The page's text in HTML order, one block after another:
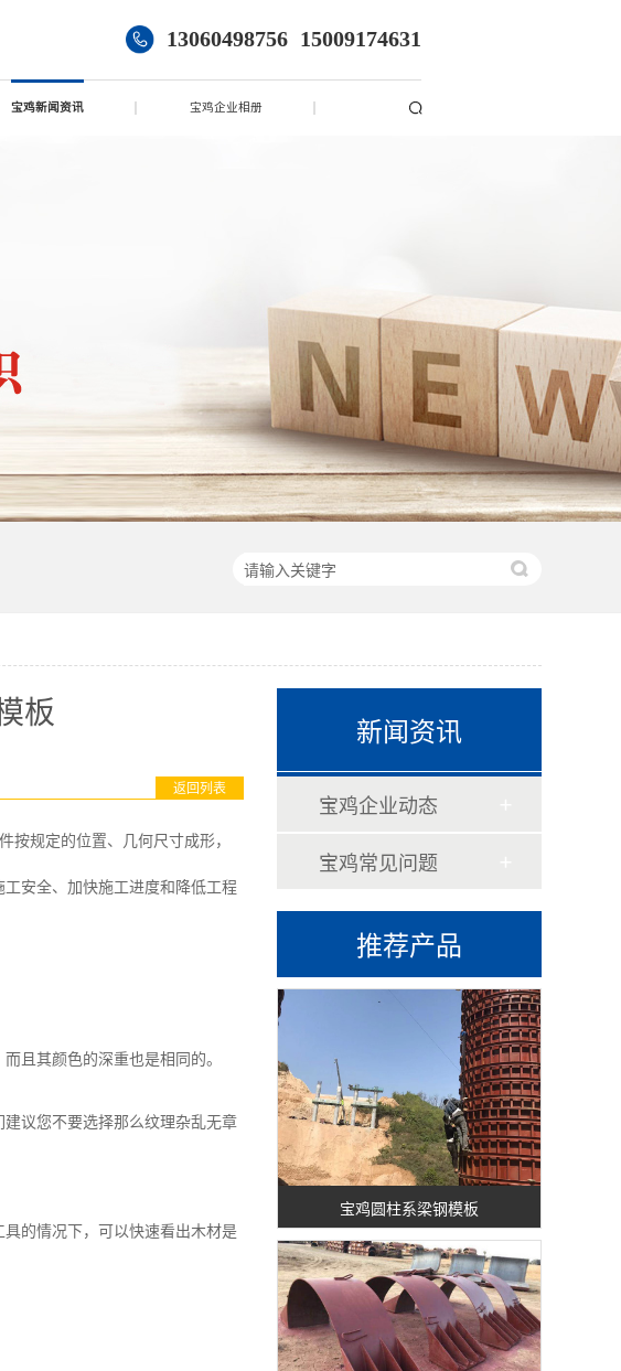
13060498756 15009174631
宝鸡新闻资讯 宝鸡企业相册
板
返回列表
规定的位置、几何尺寸成形，
安全、加快施工进度和降低工程
且其颜色的深重也是相同的。
议您不要选择那么纹理杂乱无章
的情况下，可以快速看出木材是
新闻资讯
宝鸡企业动态
宝鸡常见问题
推荐产品
宝鸡圆柱系梁钢模板